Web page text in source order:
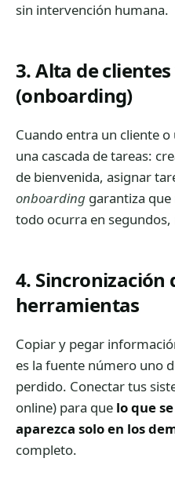
sin intervención humana.
3. Alta de
(onboarding)
Cuando entra un cliente
una cascada de tareas:
de bienvenida, asignar
onboarding garantiza
todo ocurra en segundos,
4. Sincronización
herramientas
Copiar y pegar
es la fuente número uno
perdido. Conectar tus
online) para que lo que
aparezca solo en los
completo.